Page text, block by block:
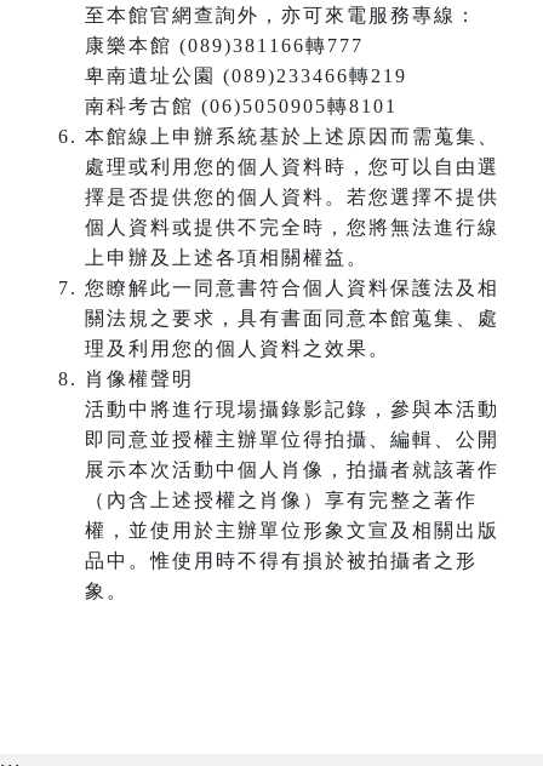
至本館官網查詢外，亦可來電服務專線：
康樂本館 (089)381166轉777
卑南遺址公園 (089)233466轉219
南科考古館 (06)5050905轉8101
本館線上申辦系統基於上述原因而需蒐集、
處理或利用您的個人資料時，您可以自由選
擇是否提供您的個人資料。若您選擇不提供
個人資料或提供不完全時，您將無法進行線
上申辦及上述各項相關權益。
您瞭解此一同意書符合個人資料保護法及相
關法規之要求，具有書面同意本館蒐集、處
理及利用您的個人資料之效果。
肖像權聲明
活動中將進行現場攝錄影記錄，參與本活動
即同意並授權主辦單位得拍攝、編輯、公開
展示本次活動中個人肖像，拍攝者就該著作
（內含上述授權之肖像）享有完整之著作
權，並使用於主辦單位形象文宣及相關出版
品中。惟使用時不得有損於被拍攝者之形
象。